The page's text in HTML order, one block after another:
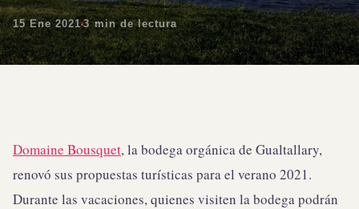
15 Ene 2021 3 min de lectura
Domaine Bousquet, la bodega orgánica de Gualtallary,
renovó sus propuestas turísticas para el verano 2021.
Durante las vacaciones, quienes visiten la bodega podrán